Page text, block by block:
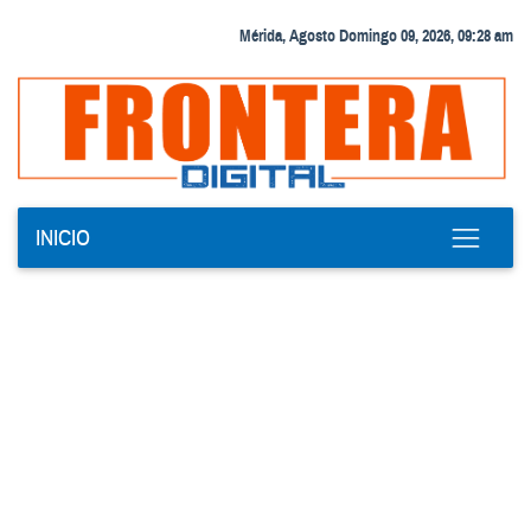
Mérida, Agosto Domingo 09, 2026, 09:28 am
INICIO